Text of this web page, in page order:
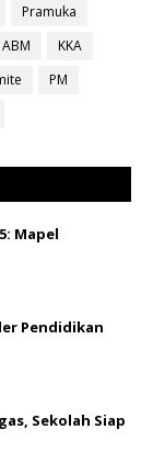
Pramuka
ABM
KKA
PM
Mapel
Pendidikan
Sekolah Siap